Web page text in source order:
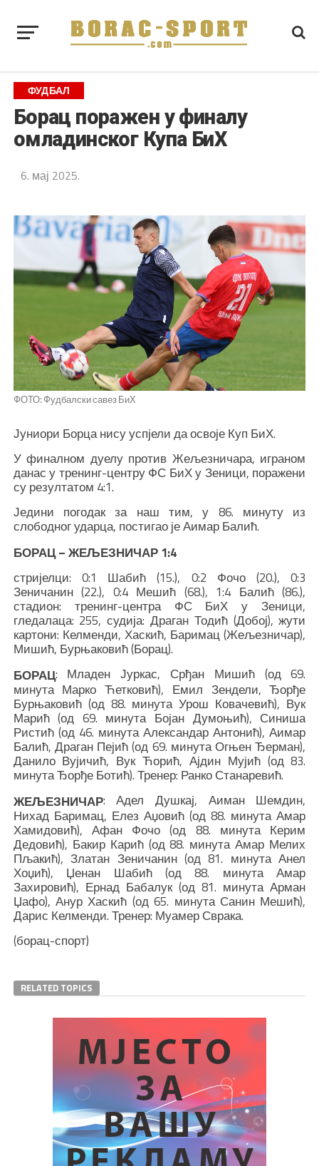
ФУДБАЛ
Борац поражен у финалу
омладинског Купа БиХ
6. мај 2025.
ФОТО: Фудбалски савез БиХ
Јуниори Борца нису успјели да освоје Куп БиХ.
У финалном дуелу против Жељезничара, играном
данас у тренинг-центру ФС БиХ у Зеници, поражени
су резултатом 4:1.
Једини погодак за наш тим, у 86. минуту из
слободног ударца, постигао је Аимар Балић.
БОРАЦ – ЖЕЉЕЗНИЧАР 1:4
стријелци: 0:1 Шабић (15.), 0:2 Фочо (20.), 0:3
Зеничанин (22.), 0:4 Мешић (68.), 1:4 Балић (86.),
стадион: тренинг-центра ФС БиХ у Зеници,
гледалаца: 255, судија: Драган Тодић (Добој), жути
картони: Келменди, Хаскић, Баримац (Жељезничар),
Мишић, Бурњаковић (Борац).
БОРАЦ: Младен Јуркас, Срђан Мишић (од 69.
минута Марко Ћетковић), Емил Зендели, Ђорђе
Бурњаковић (од 88. минута Урош Ковачевић), Вук
Марић (од 69. минута Бојан Думоњић), Синиша
Ристић (од 46. минута Александар Антонић), Аимар
Балић, Драган Пејић (од 69. минута Огњен Ђерман),
Данило Вујичић, Вук Ћорић, Ајдин Мујић (од 83.
минута Ђорђе Ботић). Тренер: Ранко Станаревић.
ЖЕЉЕЗНИЧАР: Адел Душкај, Аиман Шемдин,
Нихад Баримац, Елез Аџовић (од 88. минута Амар
Хамидовић), Афан Фочо (од 88. минута Керим
Дедовић), Бакир Карић (од 88. минута Амар Мелих
Пљакић), Златан Зеничанин (од 81. минута Анел
Хоџић), Џенан Шабић (од 88. минута Амар
Захировић), Ернад Бабалук (од 81. минута Арман
Џафо), Анур Хаскић (од 65. минута Санин Мешић),
Дарис Келменди. Тренер: Муамер Сврака.
(борац-спорт)
RELATED TOPICS